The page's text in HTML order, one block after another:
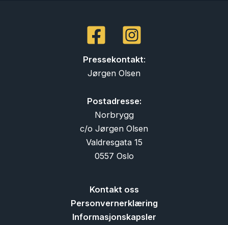
Pressekontakt:
Jørgen Olsen
Postadresse:
Norbrygg
c/o Jørgen Olsen
Valdresgata 15
0557 Oslo
Kontakt oss
Personvernerklæring
Informasjonskapsler